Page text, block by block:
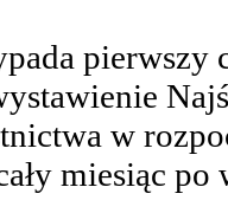
pierwszy
w
miesiąc